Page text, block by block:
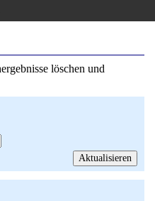
löschen und